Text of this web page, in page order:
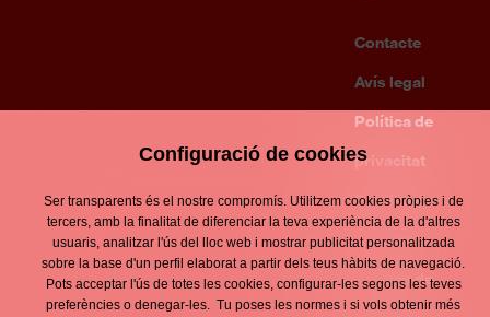
d'interès
Contacte
Footer
menu
Avís legal
Política de
privacitat
Política de
cookies
Política de
Configuració de cookies
Ser transparents és el nostre compromís. Utilitzem cookies pròpies i de
tercers, amb la finalitat de diferenciar la teva experiència de la d'altres
usuaris, analitzar l'ús del lloc web i mostrar publicitat personalitzada
sobre la base d'un perfil elaborat a partir dels teus hàbits de navegació.
Pots acceptar l'ús de totes les cookies, configurar-les segons les teves
preferències o denegar-les. Tu poses les normes i si vols obtenir més